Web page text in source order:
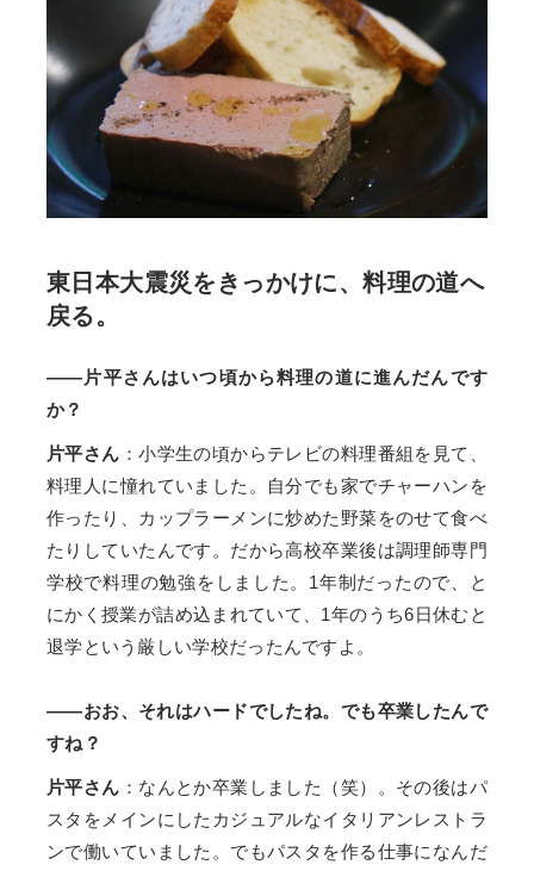
東日本大震災をきっかけに、料理の道へ
戻る。
——片平さんはいつ頃から料理の道に進んだんです
か？
片平さん ：小学生の頃からテレビの料理番組を見て、
料理人に憧れていました。自分でも家でチャーハンを
作ったり、カップラーメンに炒めた野菜をのせて食べ
たりしていたんです。だから高校卒業後は調理師専門
学校で料理の勉強をしました。1年制だったので、と
にかく授業が詰め込まれていて、1年のうち6日休むと
退学という厳しい学校だったんですよ。
——おお、それはハードでしたね。でも卒業したんで
すね？
片平さん ：なんとか卒業しました（笑）。その後はパ
スタをメインにしたカジュアルなイタリアンレストラ
ンで働いていました。でもパスタを作る仕事になんだ